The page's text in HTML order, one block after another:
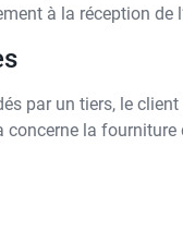
à la réception de
par un tiers, le
la